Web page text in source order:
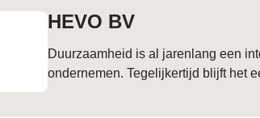
HEVO BV
Duurzaamheid is al jarenlang een
ondernemen. Tegelijkertijd blijft het